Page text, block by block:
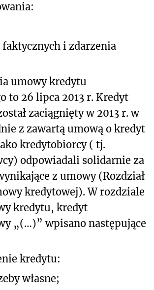
faktycznych i zdarzenia
umowy kredytu
to 26 lipca 2013 r. Kredyt
zaciągnięty w 2013 r. w
z zawartą umową o kredyt
kredytobiorcy ( tj.
odpowiadali solidarnie za
z umowy (Rozdział
kredytowej). W rozdziale
kredytu, kredyt
„(…)” wpisano następujące
kredytu:
własne;